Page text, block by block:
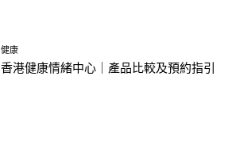
健康
香港健康情緒中心｜產品比較及預約指引